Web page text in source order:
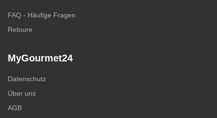
FAQ - Häufige Fragen
Retoure
MyGourmet24
Datenschutz
Über uns
AGB